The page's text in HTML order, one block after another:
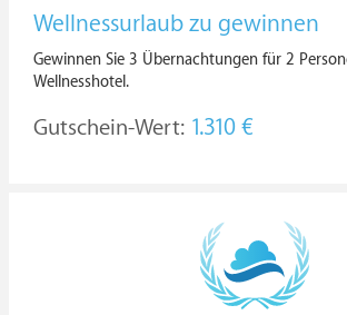
Wellnessurlaub zu gewinnen
Gewinnen Sie 3 Übernachtungen für 2
Wellnesshotel.
Gutschein-Wert: 1.310 €